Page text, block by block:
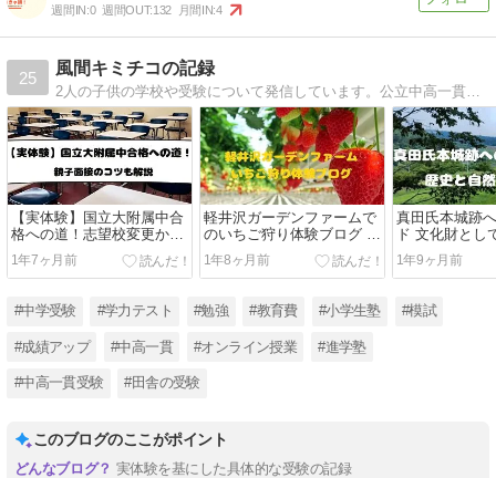
週間IN:0 週間OUT:132 月間IN:4
25
風間キミチコの記録
2人の子供の学校や受験について発信しています。公立中高一貫を目指す中学受検と高校受験の記事が多いです。日常やおでかけについても発信しています。
【実体験】国立大附属中合
格への道！志望校変更から
4ヶ月で掴んだ合格 – 親子
面接のコツも解説
1年7ヶ月前
軽井沢ガーデンファームで
のいちご狩り体験ブログ 甘
くておいしい思い出をお届
けします！
1年8ヶ月前
真田氏本城跡
ド 文化財とし
れる価値ある
1年9ヶ月前
#中学受験 #学力テスト #勉強 #教育費 #小学生塾 #模試
#成績アップ #中高一貫 #オンライン授業 #進学塾
#中高一貫受験 #田舎の受験
このブログのここがポイント
実体験を基にした具体的な受験の記録